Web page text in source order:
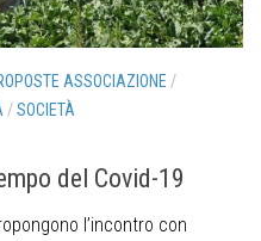
ASSOCIAZIONE /
/SOCIETÀ
del Covid-19
l’incontro con